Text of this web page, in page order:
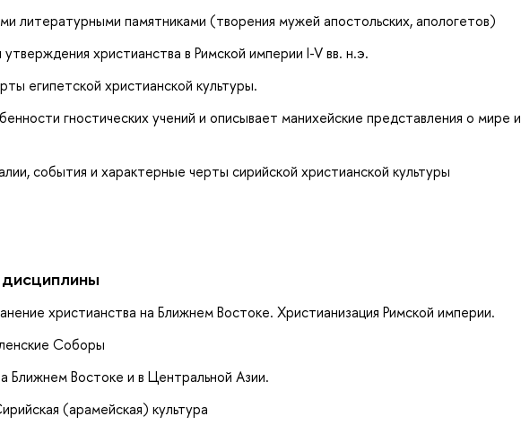
литературными памятниками (творения мужей апостольских, апологетов)
христианства в Римской империи I-V вв. н.э.
египетской христианской культуры.
гностических учений и описывает манихейские представления о мире и
события и характерные черты сирийской христианской культуры
христианства на Ближнем Востоке. Христианизация Римской империи.
Соборы
Ближнем Востоке и в Центральной Азии.
(арамейская) культура